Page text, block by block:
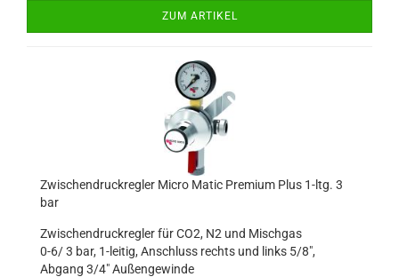
ZUM ARTIKEL
Zwischendruckregler Micro Matic Premium Plus 1-ltg. 3
bar
Zwischendruckregler für CO2, N2 und Mischgas
0-6/ 3 bar, 1-leitig, Anschluss rechts und links 5/8",
Abgang 3/4" Außengewinde